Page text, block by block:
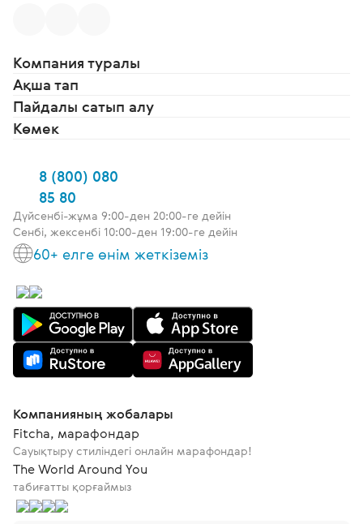
Компания туралы
Ақша тап
Пайдалы сатып алу
Көмек
8 (800) 080
85 80
Дүйсенбі-жұма 9:00-ден 20:00-ге дейін
Сенбі, жексенбі 10:00-ден 19:00-ге дейін
60+ елге өнім жеткіземіз
Компанияның жобалары
Fitcha, марафондар
Сауықтыру стиліндегі онлайн марафондар!
The World Around You
табиғатты қорғаймыз